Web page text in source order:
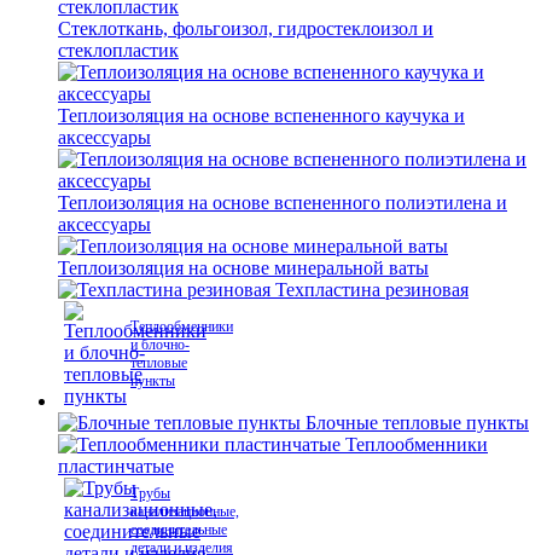
Стеклоткань, фольгоизол, гидростеклоизол и
стеклопластик
Теплоизоляция на основе вспененного каучука и
аксессуары
Теплоизоляция на основе вспененного полиэтилена и
аксессуары
Теплоизоляция на основе минеральной ваты
Техпластина резиновая
Теплообменники
и блочно-
тепловые
пункты
Блочные тепловые пункты
Теплообменники
пластинчатые
Трубы
канализационные,
соединительные
детали и изделия